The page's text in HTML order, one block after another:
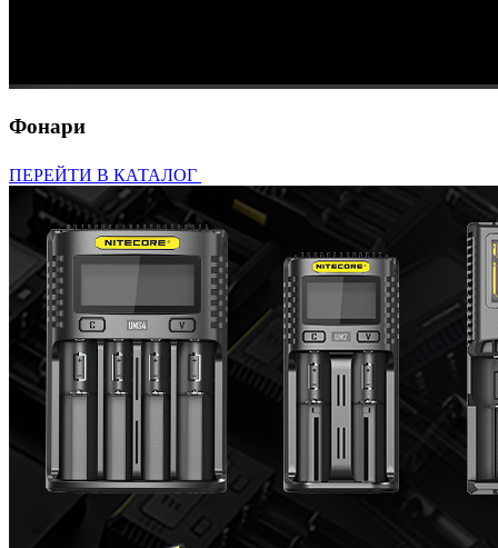
Фонари
ПЕРЕЙТИ В КАТАЛОГ